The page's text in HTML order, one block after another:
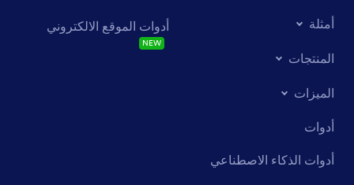
أمثلة
المنتجات
الميزات
أدوات
أدوات الذكاء الاصطناعي
أدوات الموقع الالكتروني
NEW